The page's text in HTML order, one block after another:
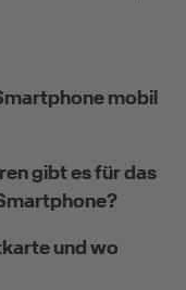
mobil
gibt es für das
und wo